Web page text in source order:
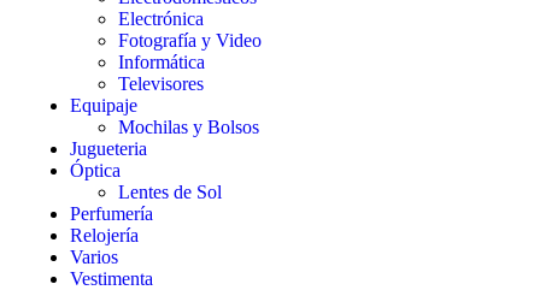
Electrónica
Fotografía y Video
Informática
Televisores
Equipaje
Mochilas y Bolsos
Jugueteria
Óptica
Lentes de Sol
Perfumería
Relojería
Varios
Vestimenta